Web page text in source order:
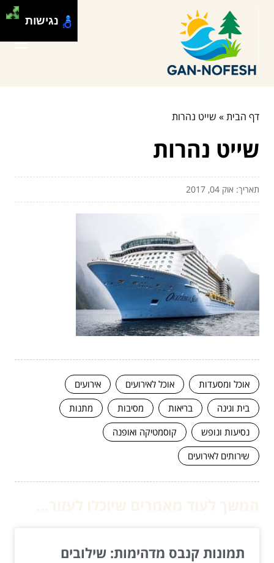
דף הבית» שייט נהרות
שייט נהרות
תאריך: אוק 04, 2017
אוכל ומסעדות אוכל לאירועים
אירועים
בית וגינה
בריאות מסיבות
מתנות
נסיעות ונופש
קוסמטיקה ואופנה
שירותים לאירועים
תמונות קנבס מדהימות: שילובים
נגישות